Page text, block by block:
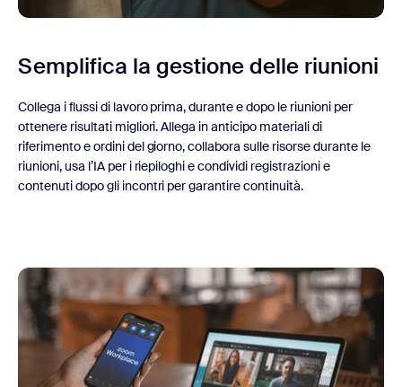
Semplifica la gestionedelle riunioni
Collega i flussi di lavoro prima, durante e dopo le riunioni per
ottenere risultati migliori. Allega in anticipo materiali di
riferimento e ordini del giorno, collabora sulle risorse durante le
riunioni, usa l’IA per i riepiloghi e condividi registrazioni e
contenuti dopo gli incontri per garantire continuità.